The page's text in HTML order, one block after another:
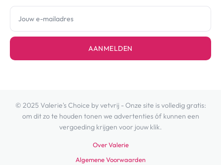
AANMELDEN
© 2025 Valerie's Choice by vetvrij - Onze site is volledig gratis:
om dit zo te houden tonen we advertenties óf kunnen een
vergoeding krijgen voor jouw klik.
Over Valerie
Algemene Voorwaarden